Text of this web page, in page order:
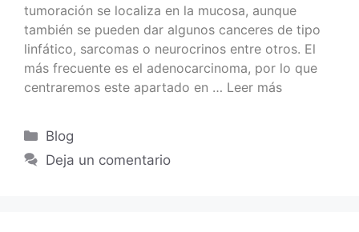
tumoración se localiza en la mucosa, aunque
también se pueden dar algunos canceres de tipo
linfático, sarcomas o neurocrinos entre otros. El
más frecuente es el adenocarcinoma, por lo que
centraremos este apartado en … Leer más
Blog
Deja un comentario